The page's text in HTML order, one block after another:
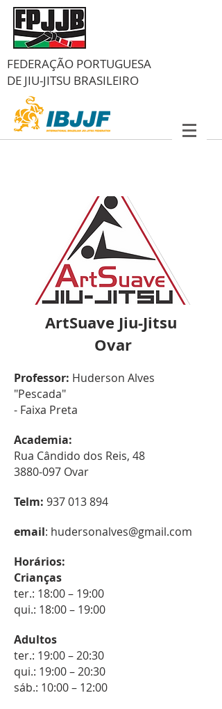
FEDERAÇÃO PORTUGUESA
DE JIU-JITSU BRASILEIRO
ArtSuave Jiu-Jitsu
Ovar
Professor: Huderson Alves
"Pescada"
- Faixa Preta
Academia:
Rua Cândido dos Reis, 48
3880-097 Ovar
Telm: 937 013 894
email: hudersonalves@gmail.com
Horários:
Crianças
ter.: 18:00 – 19:00
qui.: 18:00 – 19:00
Adultos
ter.: 19:00 – 20:30
qui.: 19:00 – 20:30
sáb.: 10:00 – 12:00